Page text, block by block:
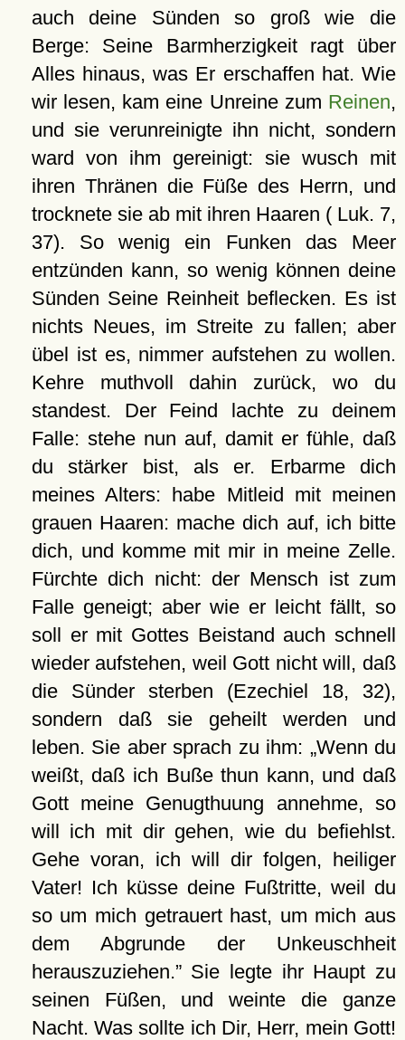
auch deine Sünden so groß wie die
Berge: Seine Barmherzigkeit ragt über
Alles hinaus, was Er erschaffen hat. Wie
wir lesen, kam eine Unreine zum Reinen,
und sie verunreinigte ihn nicht, sondern
ward von ihm gereinigt: sie wusch mit
ihren Thränen die Füße des Herrn, und
trocknete sie ab mit ihren Haaren ( Luk. 7,
37). So wenig ein Funken das Meer
entzünden kann, so wenig können deine
Sünden Seine Reinheit beflecken. Es ist
nichts Neues, im Streite zu fallen; aber
übel ist es, nimmer aufstehen zu wollen.
Kehre muthvoll dahin zurück, wo du
standest. Der Feind lachte zu deinem
Falle: stehe nun auf, damit er fühle, daß
du stärker bist, als er. Erbarme dich
meines Alters: habe Mitleid mit meinen
grauen Haaren: mache dich auf, ich bitte
dich, und komme mit mir in meine Zelle.
Fürchte dich nicht: der Mensch ist zum
Falle geneigt; aber wie er leicht fällt, so
soll er mit Gottes Beistand auch schnell
wieder aufstehen, weil Gott nicht will, daß
die Sünder sterben (Ezechiel 18, 32),
sondern daß sie geheilt werden und
leben. Sie aber sprach zu ihm:
Wenn du
weißt, daß ich Buße thun kann, und daß
Gott meine Genugthuung annehme, so
will ich mit dir gehen, wie du befiehlst.
Gehe voran, ich will dir folgen, heiliger
Vater! Ich küsse deine Fußtritte, weil du
so um mich getrauert hast, um mich aus
dem Abgrunde der Unkeuschheit
herauszuziehen. Sie legte ihr Haupt zu
seinen Füßen, und weinte die ganze
Nacht. Was sollte ich Dir, Herr, mein Gott!